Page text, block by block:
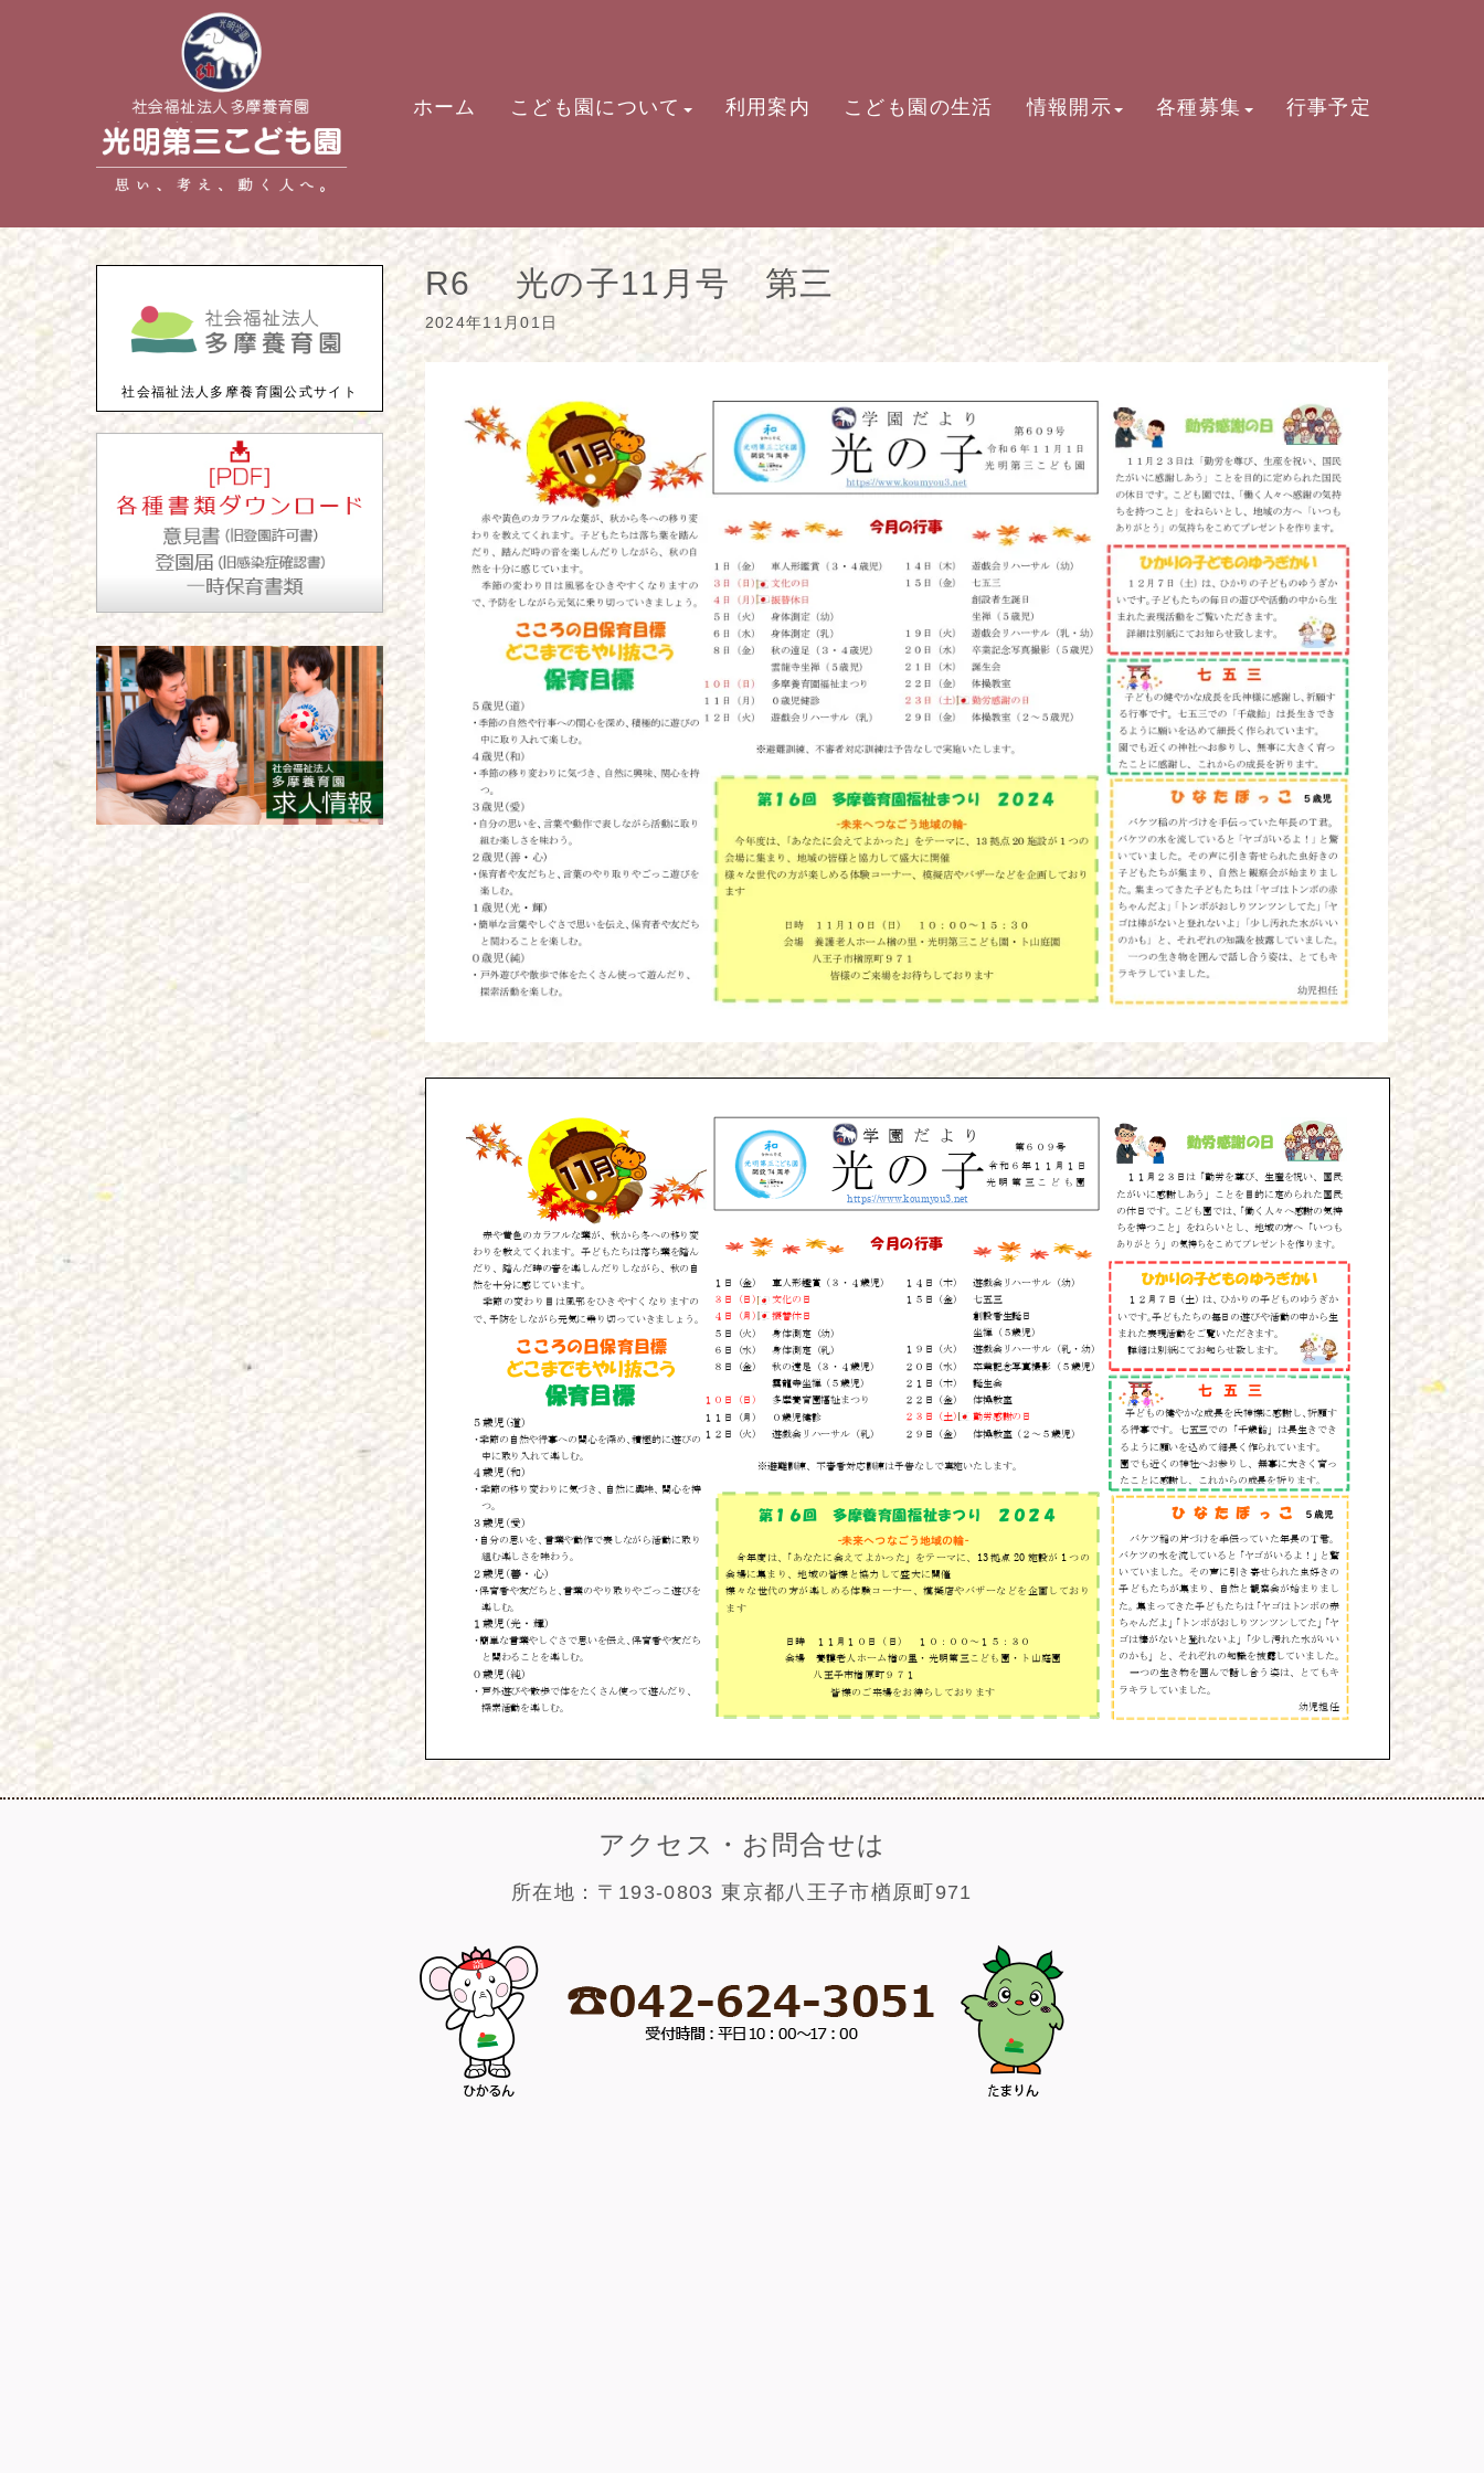
ホーム こども園について 利用案内 こども園の生活 情報開示 各種募集 行事予定
R6 光の子11月号 第三
2024年11月01日
社会福祉法人多摩養育園公式サイト
アクセス・お問合せは
所在地：〒193-0803 東京都八王子市楢原町971